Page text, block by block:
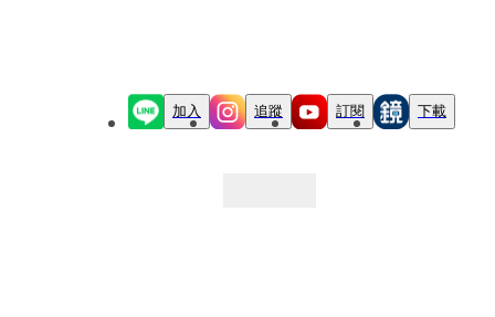
加入 追蹤 訂閱 下載